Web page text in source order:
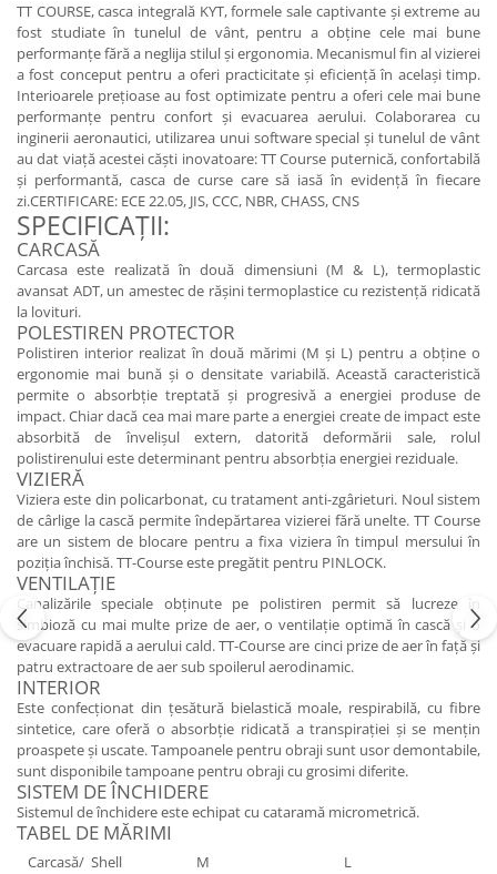
Ochelari
Protecții
Echipamente barbati
Pantaloni Barbati
TT COURSE, casca integrală KYT, formele sale captivante și extreme au
fost studiate în tunelul de vânt, pentru a obține cele mai bune
performanțe fără a neglija stilul și ergonomia. Mecanismul fin al vizierei
a fost conceput pentru a oferi practicitate și eficiență în același timp.
Interioarele prețioase au fost optimizate pentru a oferi cele mai bune
performanțe pentru confort și evacuarea aerului. Colaborarea cu
inginerii aeronautici, utilizarea unui software special și tunelul de vânt
au dat viață acestei căști inovatoare: TT Course puternică, confortabilă
și performantă, casca de curse care să iasă în evidență în fiecare
zi.CERTIFICARE: ECE 22.05, JIS, CCC, NBR, CHASS, CNS
SPECIFICAȚII:
CARCASĂ
Carcasa este realizată în două dimensiuni (M & L), termoplastic
avansat ADT, un amestec de rășini termoplastice cu rezistență ridicată
la lovituri.
POLESTIREN PROTECTOR
Polistiren interior realizat în două mărimi (M și L) pentru a obține o
ergonomie mai bună și o densitate variabilă. Această caracteristică
permite o absorbție treptată și progresivă a energiei produse de
impact. Chiar dacă cea mai mare parte a energiei create de impact este
absorbită de învelișul extern, datorită deformării sale, rolul
polistirenului este determinant pentru absorbția energiei reziduale.
VIZIERĂ
Viziera este din policarbonat, cu tratament anti-zgârieturi. Noul sistem
de cârlige la cască permite îndepărtarea vizierei fără unelte. TT Course
are un sistem de blocare pentru a fixa viziera în timpul mersului în
poziția închisă. TT-Course este pregătit pentru PINLOCK.
VENTILAȚIE
Canalizările speciale obținute pe polistiren permit să lucreze în
simbioză cu mai multe prize de aer, o ventilație optimă în cască și o
evacuare rapidă a aerului cald. TT-Course are cinci prize de aer în față și
patru extractoare de aer sub spoilerul aerodinamic.
INTERIOR
Este confecționat din țesătură bielastică moale, respirabilă, cu fibre
sintetice, care oferă o absorbție ridicată a transpirației și se mențin
proaspete și uscate. Tampoanele pentru obraji sunt usor demontabile,
sunt disponibile tampoane pentru obraji cu grosimi diferite.
SISTEM DE ÎNCHIDERE
Sistemul de închidere este echipat cu cataramă micrometrică.
TABEL DE MĂRIMI
Carcasă/ Shell M
L